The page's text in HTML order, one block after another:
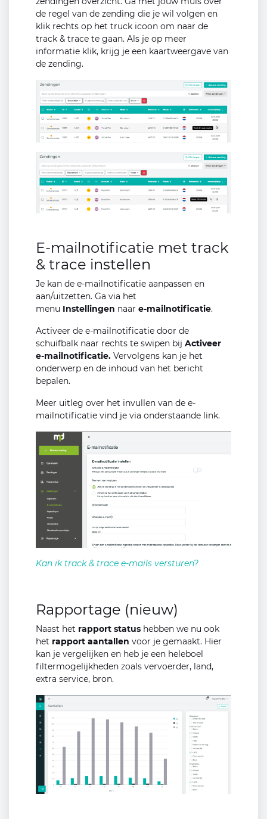
de regel van de zending die je wil volgen en
klik rechts op het truck icoon om naar de
track & trace te gaan. Als je op meer
informatie klik, krijg je een kaartweergave van
de zending.
E-mailnotificatie met track
& trace instellen
Je kan de e-mailnotificatie aanpassen en
aan/uitzetten. Ga via het
menu Instellingen naar e-mailnotificatie.
Activeer de e-mailnotificatie door de
schuifbalk naar rechts te swipen bij Activeer
e-mailnotificatie. Vervolgens kan je het
onderwerp en de inhoud van het bericht
bepalen.
Meer uitleg over het invullen van de e-
mailnotificatie vind je via onderstaande link.
Kan ik track & trace e-mails versturen?
Rapportage (nieuw)
Naast het rapport statushebben we nu ook
het rapport aantallen voor je gemaakt. Hier
kan je vergelijken en heb je een heleboel
filtermogelijkheden zoals vervoerder, land,
extra service, bron.